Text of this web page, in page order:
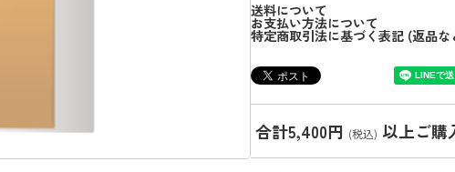
送料について
お支払い方法について
特定商取引法に基づく表記 (返品な
合計5,400円 (税込) 以上ご購